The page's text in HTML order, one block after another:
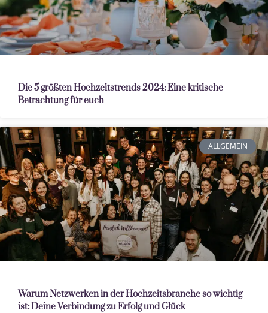
Die 5 größten Hochzeitstrends 2024: Eine kritische
Betrachtung für euch
ALLGEMEIN
Warum Netzwerken in der Hochzeitsbranche so wichtig
ist: Deine Verbindung zu Erfolg und Glück